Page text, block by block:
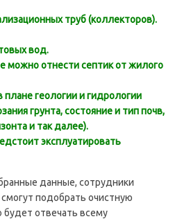
труб (коллекторов).
вод.
можно отнести септик от жилого
геологии и гидрологии
грунта, состояние и тип почв,
и так далее).
эксплуатировать
данные, сотрудники
смогут подобрать очистную
будет отвечать всему